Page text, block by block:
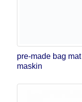
pre-made bag
maskin